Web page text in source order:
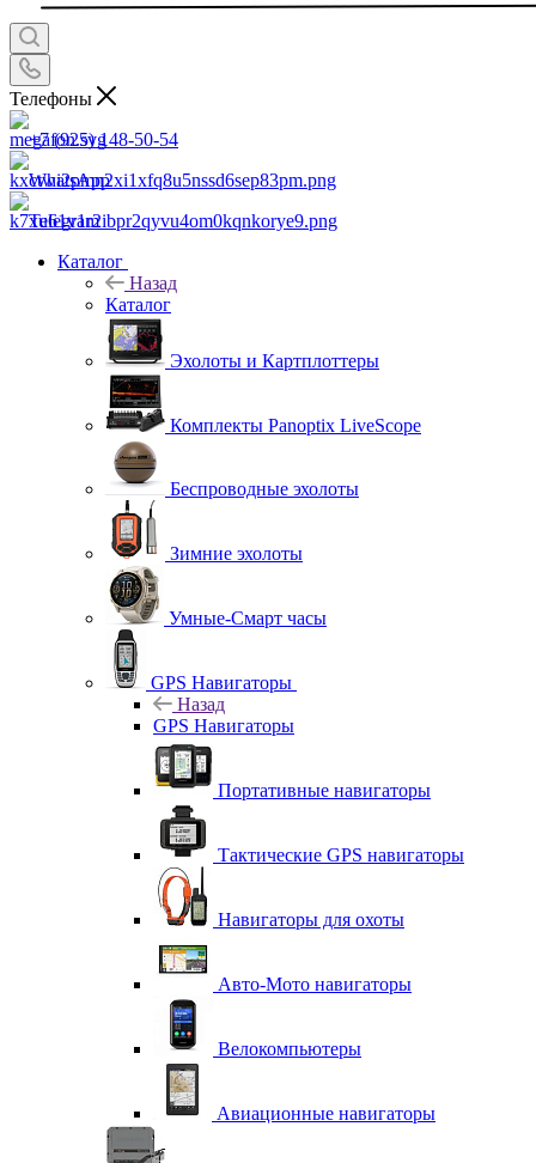
Телефоны
+7 (925) 148-50-54
WhatsApp
Telegram
Каталог
Назад
Каталог
Эхолоты и Картплоттеры
Комплекты Panoptix LiveScope
Беспроводные эхолоты
Зимние эхолоты
Умные-Смарт часы
GPS Навигаторы
Назад
GPS Навигаторы
Портативные навигаторы
Тактические GPS навигаторы
Навигаторы для охоты
Авто-Мото навигаторы
Велокомпьютеры
Авиационные навигаторы